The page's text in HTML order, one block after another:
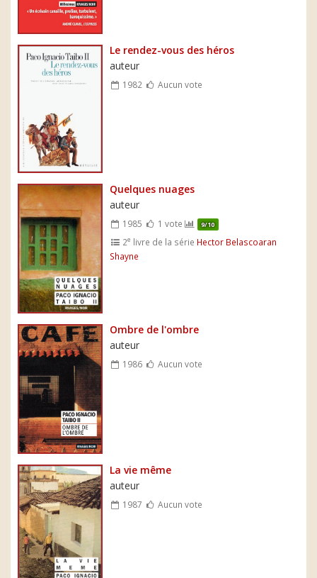
Le rendez-vous des héros
auteur
1982 Aucun vote
Quelques nuages
auteur
1985 1 vote 9/10
2e livre de la série Hector Belascoaran
Shayne
Ombre de l'ombre
auteur
1986 Aucun vote
La vie même
auteur
1987 Aucun vote